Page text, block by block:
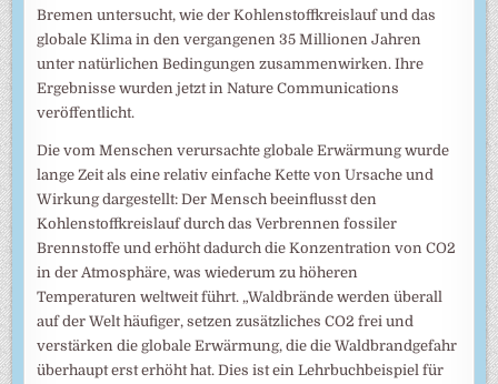
Bremen untersucht, wie der Kohlenstoffkreislauf und das
globale Klima in den vergangenen 35 Millionen Jahren
unter natürlichen Bedingungen zusammenwirken. Ihre
Ergebnisse wurden jetzt in Nature Communications
veröffentlicht.
Die vom Menschen verursachte globale Erwärmung wurde
lange Zeit als eine relativ einfache Kette von Ursache und
Wirkung dargestellt: Der Mensch beeinflusst den
Kohlenstoffkreislauf durch das Verbrennen fossiler
Brennstoffe und erhöht dadurch die Konzentration von CO2
in der Atmosphäre, was wiederum zu höheren
Temperaturen weltweit führt. „Waldbrände werden überall
auf der Welt häufiger, setzen zusätzliches CO2 frei und
verstärken die globale Erwärmung, die die Waldbrandgefahr
überhaupt erst erhöht hat. Dies ist ein Lehrbuchbeispiel für